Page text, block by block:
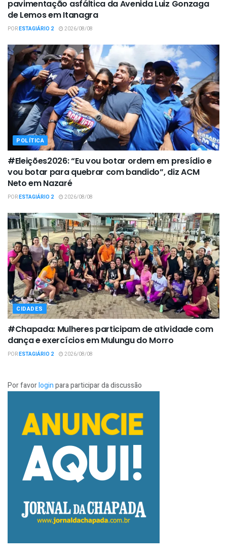
pavimentação asfáltica da Avenida Luiz Gonzaga
de Lemos em Itanagra
PORESTAGIÁRIO 2 2026/08/08
POLÍTICA
#Eleições2026: “Eu vou botar ordem em presídio e
vou botar para quebrar com bandido”, diz ACM
Neto em Nazaré
PORESTAGIÁRIO 2 2026/08/08
CIDADES
#Chapada: Mulheres participam de atividade com
dança e exercícios em Mulungu do Morro
PORESTAGIÁRIO 2 2026/08/08
Por favorloginpara participar da discussão